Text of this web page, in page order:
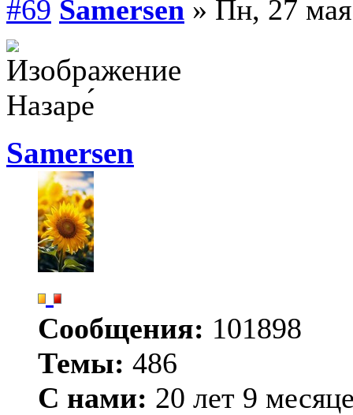
#69 Samersen » Пн, 27
Назаре́
Samersen
Сообщения: 101898
Темы: 486
С нами: 20 лет 9